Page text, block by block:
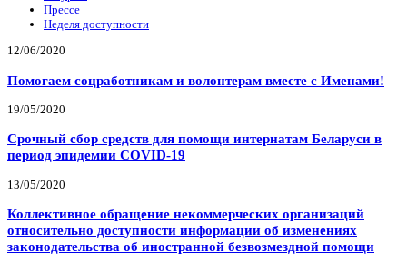
Прессе
Неделя доступности
12/06/2020
Помогаем соцработникам и волонтерам вместе с Именами!
19/05/2020
Срочный сбор средств для помощи интернатам Беларуси в
период эпидемии COVID-19
13/05/2020
Коллективное обращение некоммерческих организаций
относительно доступности информации об изменениях
законодательства об иностранной безвозмездной помощи